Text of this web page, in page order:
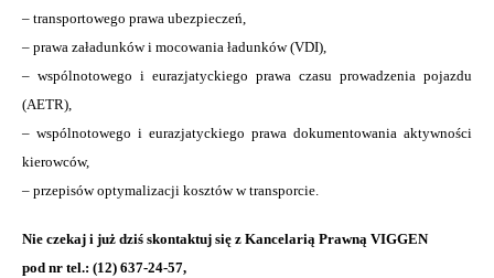
– transportowego prawa ubezpieczeń,
– prawa załadunków i mocowania ładunków (VDI),
– wspólnotowego i eurazjatyckiego prawa czasu prowadzenia pojazdu
(AETR),
– wspólnotowego i eurazjatyckiego prawa dokumentowania aktywności
kierowców,
– przepisów optymalizacji kosztów w transporcie.
Nie czekaj i już dziś skontaktuj się z Kancelarią Prawną VIGGEN
pod nr tel.: (12) 637-24-57,